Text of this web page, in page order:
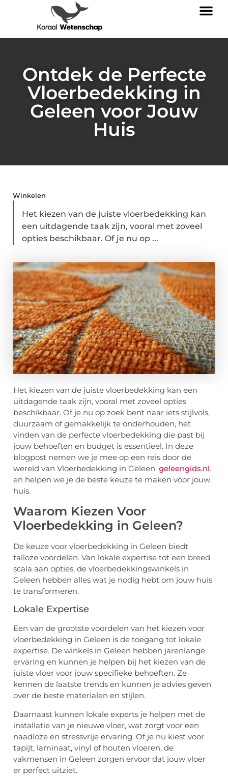
Ontdek de Perfecte
Vloerbedekking in
Geleen voor Jouw
Huis
Winkelen
Het kiezen van de juiste vloerbedekking kan
een uitdagende taak zijn, vooral met zoveel
opties beschikbaar. Of je nu op ...
Het kiezen van de juiste vloerbedekking kan een
uitdagende taak zijn, vooral met zoveel opties
beschikbaar. Of je nu op zoek bent naar iets stijlvols,
duurzaam of gemakkelijk te onderhouden, het
vinden van de perfecte vloerbedekking die past bij
jouw behoeften en budget is essentieel. In deze
blogpost nemen we je mee op een reis door de
wereld van Vloerbedekking in Geleen. geleengids.nl.
en helpen we je de beste keuze te maken voor jouw
huis.
Waarom Kiezen Voor
Vloerbedekking in Geleen?
De keuze voor vloerbedekking in Geleen biedt
talloze voordelen. Van lokale expertise tot een breed
scala aan opties, de vloerbedekkingswinkels in
Geleen hebben alles wat je nodig hebt om jouw huis
te transformeren.
Lokale Expertise
Een van de grootste voordelen van het kiezen voor
vloerbedekking in Geleen is de toegang tot lokale
expertise. De winkels in Geleen hebben jarenlange
ervaring en kunnen je helpen bij het kiezen van de
juiste vloer voor jouw specifieke behoeften. Ze
kennen de laatste trends en kunnen je advies geven
over de beste materialen en stijlen.
Daarnaast kunnen lokale experts je helpen met de
installatie van je nieuwe vloer, wat zorgt voor een
naadloze en stressvrije ervaring. Of je nu kiest voor
tapijt, laminaat, vinyl of houten vloeren, de
vakmensen in Geleen zorgen ervoor dat jouw vloer
er perfect uitziet.